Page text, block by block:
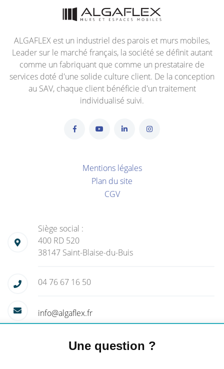
ALGAFLEX est un industriel des parois et murs mobiles,
Leader sur le marché français, la société se définit autant
comme un fabriquant que comme un prestataire de
services doté d'une solide culture client. De la conception
au SAV, chaque client bénéficie d'un traitement
individualisé suivi.
Mentions légales
Plan du site
CGV
Une question ?
Siège social :
400 RD 520
38147 Saint-Blaise-du-Buis
04 76 67 16 50
info@algaflex.fr